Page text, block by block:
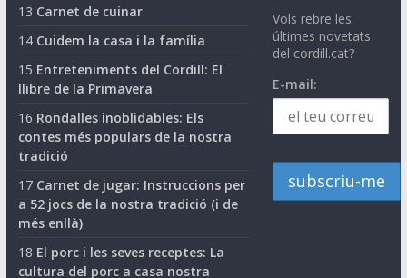
13 Carnet de cuinar
14 Cuidem la casa i la família
15 Entreteniments del Cordill: El
llibre de la Primavera
16 Rondalles inoblidables: Els
contes més populars de la nostra
tradició
17 Carnet de jugar: Instruccions per
a 52 jocs de la nostra tradició (i de
més enllà)
18 El porc i les seves receptes: La
cultura del porc a casa nostra
Vols rebre les
últimes novetats
del cordill.cat?
E-mail: